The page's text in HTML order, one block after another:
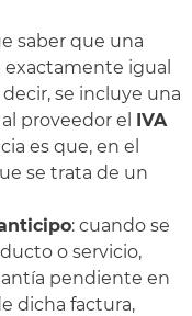
saber que una
igual
se incluye una
proveedor el IVA
es que, en el
se trata de un
: cuando se
o servicio,
pendiente en
dicha factura,